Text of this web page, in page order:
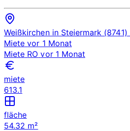
Weißkirchen in Steiermark (8741)
Miete vor 1 Monat
Miete RO vor 1 Monat
miete
613.1
fläche
54.32 m²